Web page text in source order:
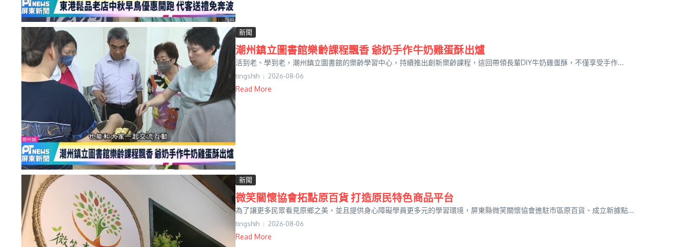
新聞
潮州鎮立圖書館樂齡課程飄香 爺奶手作牛奶雞蛋酥出爐
活到老、學到老，潮州鎮立圖書館的樂齡學習中心，持續推出創新樂齡課程，這回帶領長輩DIY牛奶雞蛋酥，不僅享受手作...
tingshih 2026-08-06
Read More
新聞
微笑關懷協會拓點原百貨 打造原民特色商品平台
為了讓更多民眾看見原鄉之美，並且提供身心障礙學員更多元的學習環境，屏東縣微笑關懷協會進駐市區原百貨、成立新據點...
tingshih 2026-08-06
Read More